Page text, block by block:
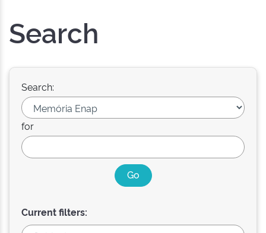
Search
Search:
for
Current filters: